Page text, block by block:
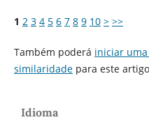
1 2 3 4 5 6 7 8 9 10 > >>
Também poderá iniciar
similaridadepara este
Idioma